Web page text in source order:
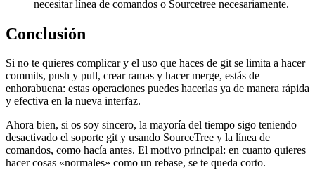
necesitar línea de comandos o Sourcetree necesariamente.
Conclusión
Si no te quieres complicar y el uso que haces de git se limita a hacer
commits, push y pull, crear ramas y hacer merge, estás de
enhorabuena: estas operaciones puedes hacerlas ya de manera rápida
y efectiva en la nueva interfaz.
Ahora bien, si os soy sincero, la mayoría del tiempo sigo teniendo
desactivado el soporte git y usando SourceTree y la línea de
comandos, como hacía antes. El motivo principal: en cuanto quieres
hacer cosas «normales» como un rebase, se te queda corto.